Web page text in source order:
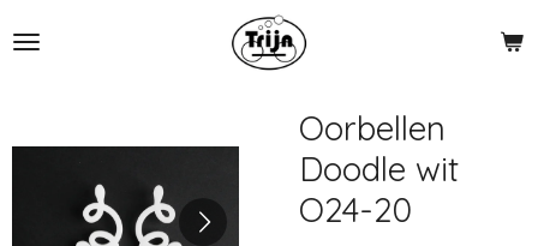
direct
Oorbellen
Doodle wit
O24-20